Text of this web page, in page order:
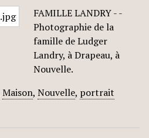
FAMILLE LANDRY - -
Photographie de la
famille de Ludger
Landry, à Drapeau, à
Nouvelle.
Maison, Nouvelle, portrait